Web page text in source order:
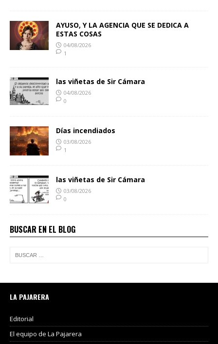
AYUSO, Y LA AGENCIA QUE SE DEDICA A
ESTAS COSAS
04/08/2026
1
las viñetas de Sir Cámara
04/08/2026
0
Días incendiados
03/08/2026
1
las viñetas de Sir Cámara
03/08/2026
0
BUSCAR EN EL BLOG
LA PAJARERA
Editorial
El equipo de La Pajarera